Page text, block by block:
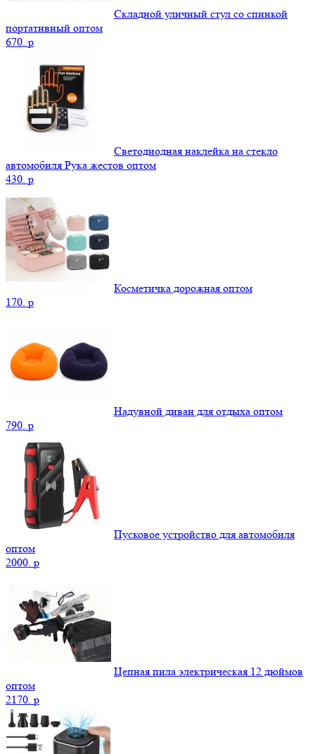
Складной уличный стул со спинкой
портативный оптом
670. p
Светодиодная наклейка на стекло
автомобиля Рука жестов оптом
430. p
Косметичка дорожная оптом
170. p
Надувной диван для отдыха оптом
790. p
Пусковое устройство для автомобиля
оптом
2000. p
Цепная пила электрическая 12 дюймов
оптом
2170. p